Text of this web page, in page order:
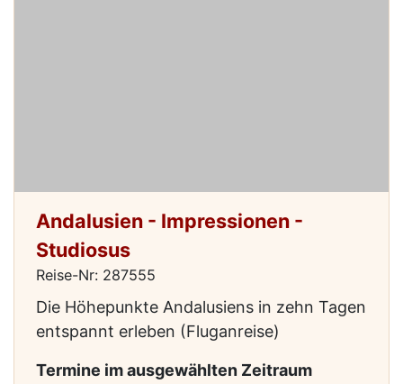
Andalusien - Impressionen -
Studiosus
Reise-Nr: 287555
Die Höhepunkte Andalusiens in zehn Tagen
entspannt erleben (Fluganreise)
Termine im ausgewählten Zeitraum